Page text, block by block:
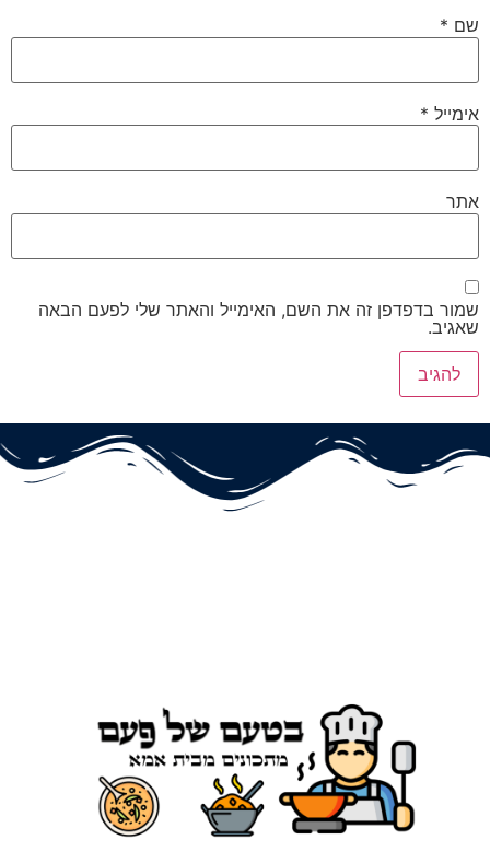
שם *
אימייל *
אתר
שמור בדפדפן זה את השם, האימייל והאתר שלי לפעם הבאה
שאגיב.